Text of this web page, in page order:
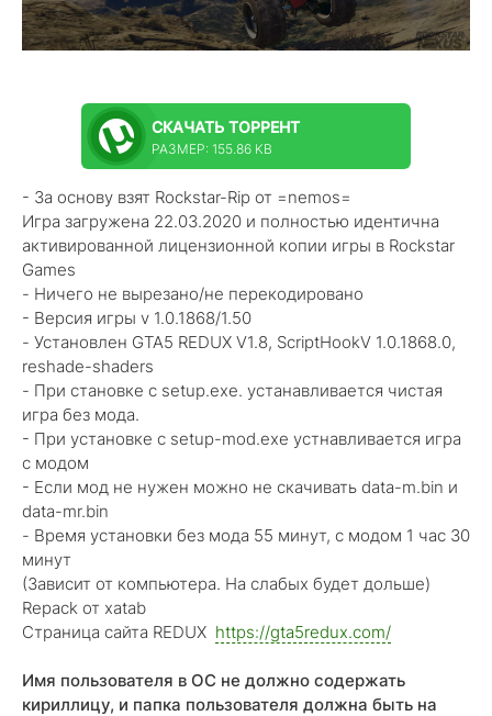
СКАЧАТЬ ТОРРЕНТ
РАЗМЕР: 155.86 KB
- За основу взят Rockstar-Rip от =nemos=
Игра загружена 22.03.2020 и полностью идентична
активированной лицензионной копии игры в Rockstar
Games
- Ничего не вырезано/не перекодировано
- Версия игры v 1.0.1868/1.50
- Установлен GTA5 REDUX V1.8, ScriptHookV 1.0.1868.0,
reshade-shaders
- При становке с setup.exe. устанавливается чистая
игра без мода.
- При установке с setup-mod.exe устнавливается игра
с модом
- Если мод не нужен можно не скачивать data-m.bin и
data-mr.bin
- Время установки без мода 55 минут, с модом 1 час 30
минут
(Зависит от компьютера. На слабых будет дольше)
Repack от xatab
Страница сайта REDUX https://gta5redux.com/
Имя пользователя в ОС не должно содержать
кириллицу, и папка пользователя должна быть на